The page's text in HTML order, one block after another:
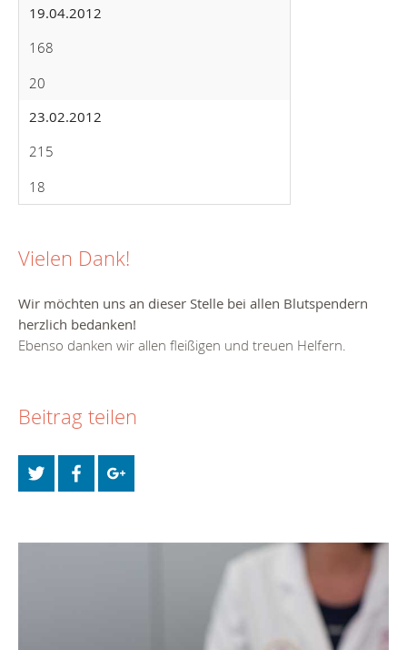
19.04.2012
168
20
23.02.2012
215
18
Vielen Dank!
Wir möchten uns an dieser Stelle bei allen Blutspendern
herzlich bedanken!
Ebenso danken wir allen fleißigen und treuen Helfern.
Beitrag teilen